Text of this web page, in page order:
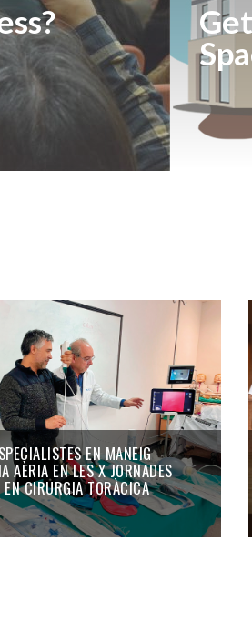
EN MANEIG
AÈRIA EN LES X JORNADES
CIRURGIA TORÀCICA